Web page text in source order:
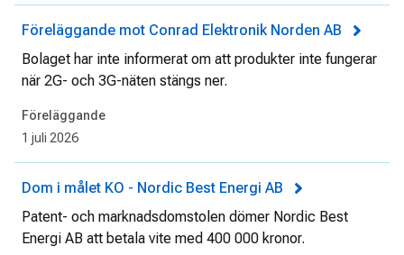
Föreläggande mot Conrad Elektronik Norden AB
Bolaget har inte informerat om att produkter inte fungerar
när 2G- och 3G-näten stängs ner.
Föreläggande
1 juli 2026
Dom i målet KO - Nordic Best Energi AB
Patent- och marknadsdomstolen dömer Nordic Best
Energi AB att betala vite med 400 000 kronor.